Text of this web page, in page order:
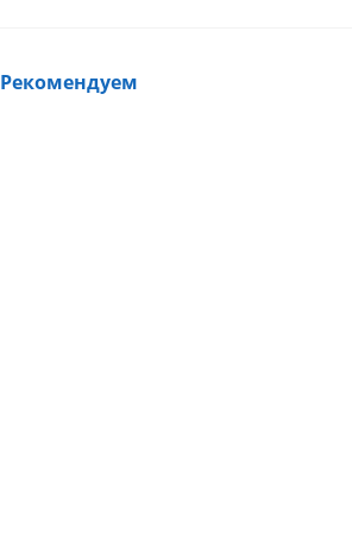
Рекомендуем